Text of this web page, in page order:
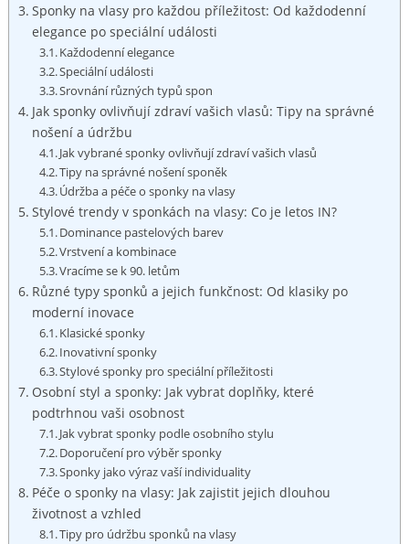
Sponky na vlasy pro každou příležitost: Od každodenní
elegance po speciální⁤ události
Každodenní elegance
Speciální ⁣události
Srovnání ⁣různých⁤ typů spon
Jak sponky ovlivňují ⁢zdraví vašich‍ vlasů: Tipy‍ na správné
nošení⁢ a údržbu
Jak vybrané sponky ovlivňují zdraví vašich vlasů
Tipy na správné nošení sponěk
Údržba a péče ‍o sponky na vlasy
Stylové​ trendy v sponkách ⁣na vlasy:⁣ Co je⁣ letos IN?
Dominance pastelových barev
Vrstvení ⁤a kombinace
Vracíme se k‍ 90. letům
Různé typy sponků a jejich funkčnost: Od klasiky po
moderní inovace
Klasické sponky
Inovativní sponky
Stylové sponky pro speciální příležitosti
Osobní styl ‍a sponky: Jak‌ vybrat doplňky, které
podtrhnou vaši osobnost
Jak vybrat ‍sponky podle osobního stylu
Doporučení pro výběr sponky
Sponky jako výraz vaší individuality
Péče o sponky na vlasy: Jak zajistit jejich dlouhou‌
životnost a vzhled
Tipy pro údržbu ‍sponků na vlasy